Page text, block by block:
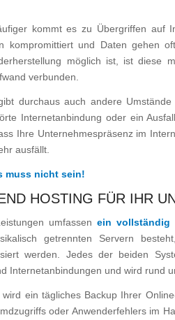
kommt es zu Übergriffen auf
kompromittiert und Daten gehen
möglich ist, ist diese
verbunden.
durchaus auch andere
Internetanbindung oder ein
Ihre Unternehmespräsenz im
ausfällt.
muss nicht sein!
HOSTING FÜR IHR
umfassenein vollständig
getrennten Servern
werden. Jedes der beiden
Internetanbindungen und wird rund
wird ein tägliches Backup Ihrer
oder Anwenderfehlers im